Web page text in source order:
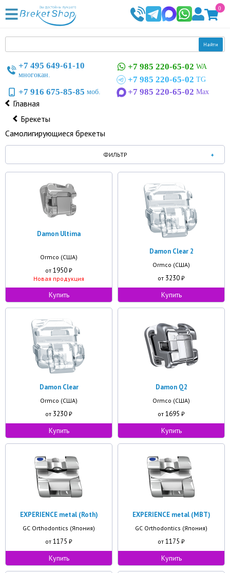
0
Найти
+7 495 649-61-10
многокан.
+7 916 675-85-85 моб.
+7 985 220-65-02 WA
+7 985 220-65-02 TG
+7 985 220-65-02 Max
Главная
Брекеты
Самолигирующиеся брекеты
ФИЛЬТР
Damon Ultima
Ormco (США)
от 1950 ₽
Новая продукция
Купить
Damon Clear 2
Ormco (США)
от 3230 ₽
Купить
Damon Clear
Ormco (США)
от 3230 ₽
Купить
Damon Q2
Ormco (США)
от 1695 ₽
Купить
EXPERIENCE metal (Roth)
GC Orthodontics (Япония)
от 1175 ₽
Купить
EXPERIENCE metal (MBT)
GC Orthodontics (Япония)
от 1175 ₽
Купить